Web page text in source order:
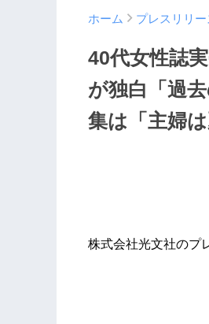
ホーム プレスリリー
40代女性誌
が独白「過
集は「主婦
株式会社光文社のプ